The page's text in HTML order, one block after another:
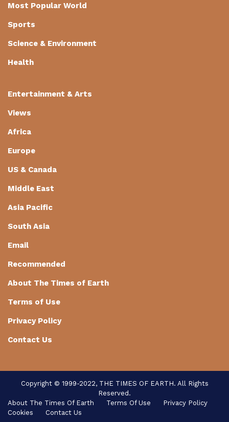
Most Popular World
Sports
Science & Environment
Health
Entertainment & Arts
Views
Africa
Europe
US & Canada
Middle East
Asia Pacific
South Asia
Email
Recommended
About The Times of Earth
Terms of Use
Privacy Policy
Contact Us
Copyright © 1999-2022, THE TIMES OF EARTH. All Rights
Reserved.
About The Times Of Earth
Terms Of Use
Privacy Policy
Cookies
Contact Us